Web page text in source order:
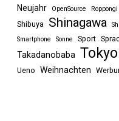
Neujahr OpenSource Roppongi
Shibuya Shinagawa
Smartphone Sonne Sport
Takadanobaba Tokyo
Ueno Weihnachten